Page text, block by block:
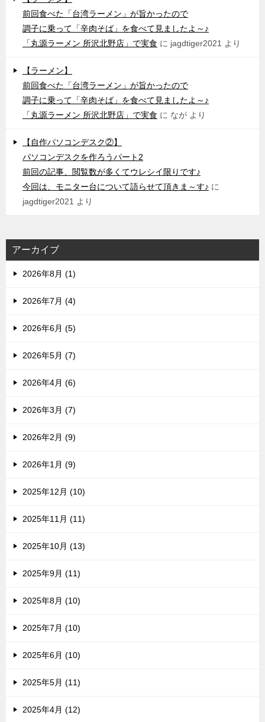
前回食べた「台湾ラーメン」が旨かったので
調子に乗って「辛肉そば」を食べて見ましたよ～♪
「丸源ラーメン 所沢北野店」で実食 に jagdtiger2021 より
【ラーメン】
前回食べた「台湾ラーメン」が旨かったので
調子に乗って「辛肉そば」を食べて見ましたよ～♪
「丸源ラーメン 所沢北野店」で実食 に なが より
【自作パソコンデスク②】
パソコンデスクを作ろうパート2
前回の記事、閲覧数が多くてウレシイ限りです♪
今回は、モニター台について語らせて頂きま～す♪ に
jagdtiger2021 より
アーカイブ
2026年8月 (1)
2026年7月 (4)
2026年6月 (5)
2026年5月 (7)
2026年4月 (6)
2026年3月 (7)
2026年2月 (9)
2026年1月 (9)
2025年12月 (10)
2025年11月 (11)
2025年10月 (13)
2025年9月 (11)
2025年8月 (10)
2025年7月 (10)
2025年6月 (10)
2025年5月 (11)
2025年4月 (12)